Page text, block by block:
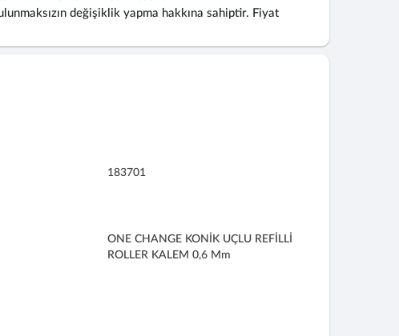
değişiklik yapma hakkına sahiptir. Fiyat
183701
ONE CHANGE KONİK UÇLU REFİLLİ
ROLLER KALEM 0,6 Mm